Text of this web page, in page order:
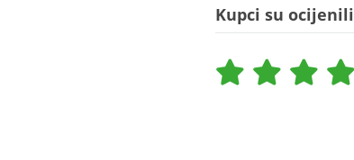
Kupci su ocijenili